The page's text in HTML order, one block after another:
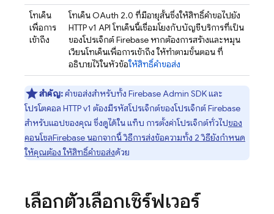
โทเค็น
เพื่อการ
เข้าถึง
โทเค็น OAuth 2.0 ที่มีอายุสั้นซึ่งให้สิทธิ์คำขอไปยัง
HTTP v1 API โทเค็นนี้เชื่อมโยงกับบัญชีบริการที่เป็น
ของโปรเจ็กต์ Firebase หากต้องการสร้างและหมุน
เวียนโทเค็นเพื่อการเข้าถึง ให้ทำตามขั้นตอน ที่
อธิบายไว้ในหัวข้อให้สิทธิ์คำขอส่ง
สำคัญ:คำขอส่งสำหรับทั้ง FirebaseAdmin SDKและ
โปรโตคอล HTTP v1 ต้องมีรหัสโปรเจ็กต์ของโปรเจ็กต์ Firebase
สำหรับแอปของคุณ ซึ่งดูได้ใน แท็บ การตั้งค่าโปรเจ็กต์ทั่วไปของ
คอนโซลFirebase นอกจากนี้ วิธีการส่งข้อความทั้ง 2 วิธียังกำหนด
ให้คุณต้อง ให้สิทธิ์คำขอส่งด้วย
เลือกตัวเลือกเซิร์ฟเวอร์